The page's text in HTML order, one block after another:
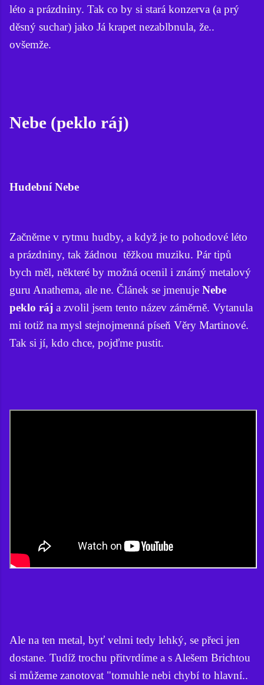
léto a prázdniny. Tak co by si stará konzerva (a prý
děsný suchar) jako Já krapet nezablbnula, že..
ovšemže.
Nebe (peklo ráj)
Hudební Nebe
Začněme v rytmu hudby, a když je to pohodové léto
a prázdniny, tak žádnou těžkou muziku. Pár tipů
bych měl, některé by možná ocenil i známý metalový
guru Anathema, ale ne. Článek se jmenuje Nebe
peklo ráj a zvolil jsem tento název záměrně. Vytanula
mi totiž na mysl stejnojmenná píseň Věry Martinové.
Tak si jí, kdo chce, pojďme pustit.
Ale na ten metal, byť velmi tedy lehký, se přeci jen
dostane. Tudíž trochu přitvrdíme a s Alešem Brichtou
si můžeme zanotovat "tomuhle nebi chybí to hlavní..